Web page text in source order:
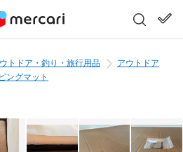
トドア・釣り・旅行用品
アウトドア
ングマット